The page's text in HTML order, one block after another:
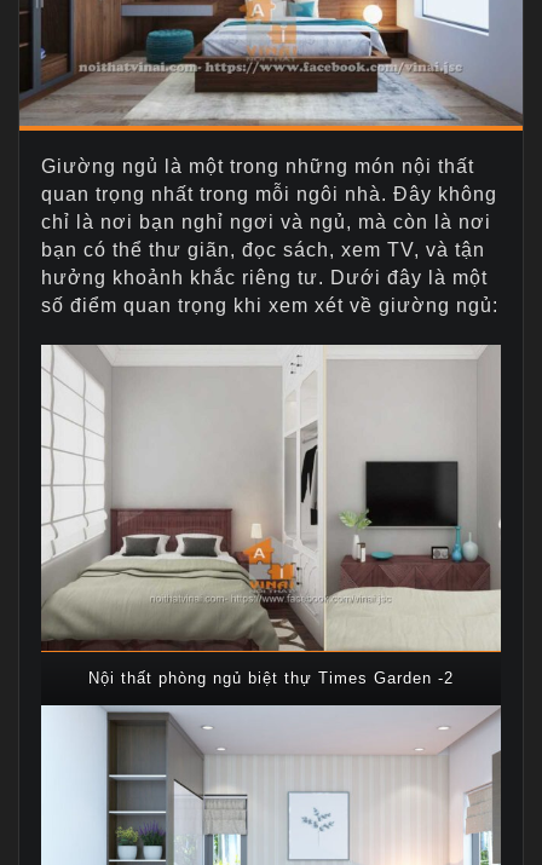
Giường ngủ là một trong những món nội thất
quan trọng nhất trong mỗi ngôi nhà. Đây không
chỉ là nơi bạn nghỉ ngơi và ngủ, mà còn là nơi
bạn có thể thư giãn, đọc sách, xem TV, và tận
hưởng khoảnh khắc riêng tư. Dưới đây là một
số điểm quan trọng khi xem xét về giường ngủ:
Nội thất phòng ngủ biệt thự Times Garden -2